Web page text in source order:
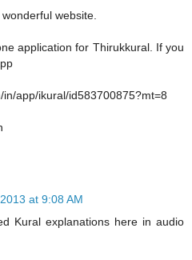
website.
application for Thirukkural. If you
app/ikural/id583700875?mt=8
at 9:08 AM
Kural explanations here in audio